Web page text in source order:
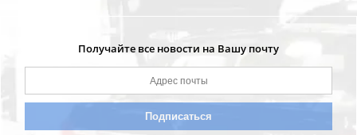
Получайте все новости на Вашу почту